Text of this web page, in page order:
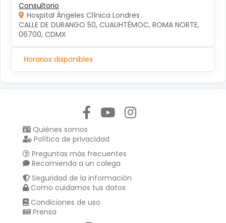
Consultorio
Hospital Ángeles Clínica Londres
CALLE DE DURANGO 50, CUAUHTÉMOC, ROMA NORTE,
06700, CDMX
Horarios disponibles
Quiénes somos
Política de privacidad
Preguntas más frecuentes
Recomienda a un colega
Seguridad de la información
Como cuidamos tus datos
Condiciones de uso
Prensa